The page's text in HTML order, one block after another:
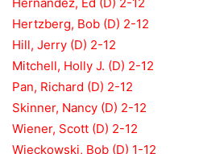
Hertzberg, Bob (D) 2-12
Hill, Jerry (D) 2-12
Mitchell, Holly J. (D) 2-12
Pan, Richard (D) 2-12
Skinner, Nancy (D) 2-12
Wiener, Scott (D) 2-12
Wieckowski, Bob (D) 1-12